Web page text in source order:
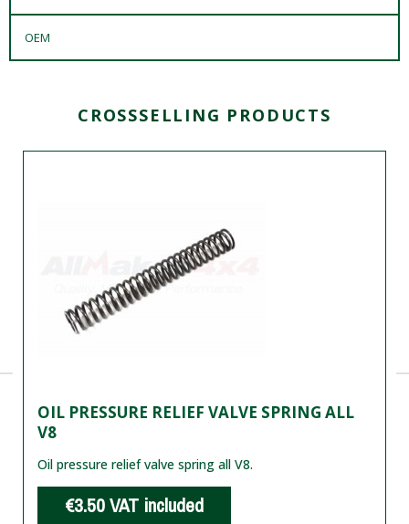
OEM
CROSSSELLING PRODUCTS
OIL PRESSURE RELIEF VALVE SPRING ALL
V8
Oil pressure relief valve spring all V8.
€3.50VAT included